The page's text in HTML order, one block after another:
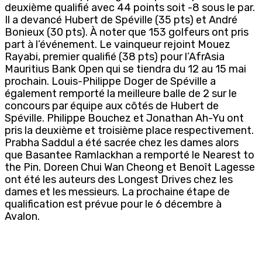
deuxième qualifié avec 44 points soit -8 sous le par.
Il a devancé Hubert de Spéville (35 pts) et André
Bonieux (30 pts). À noter que 153 golfeurs ont pris
part à l’événement. Le vainqueur rejoint Mouez
Rayabi, premier qualifié (38 pts) pour l’AfrAsia
Mauritius Bank Open qui se tiendra du 12 au 15 mai
prochain. Louis-Philippe Doger de Spéville a
également remporté la meilleure balle de 2 sur le
concours par équipe aux côtés de Hubert de
Spéville. Philippe Bouchez et Jonathan Ah-Yu ont
pris la deuxième et troisième place respectivement.
Prabha Saddul a été sacrée chez les dames alors
que Basantee Ramlackhan a remporté le Nearest to
the Pin. Doreen Chui Wan Cheong et Benoît Lagesse
ont été les auteurs des Longest Drives chez les
dames et les messieurs. La prochaine étape de
qualification est prévue pour le 6 décembre à
Avalon.